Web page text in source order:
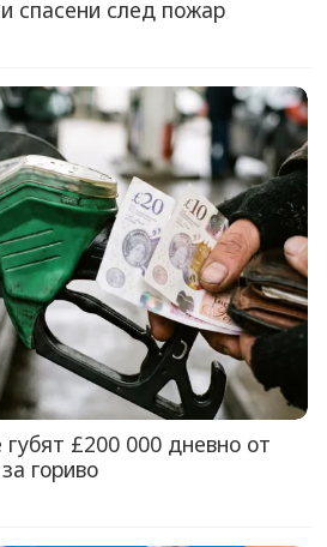
спасени след пожар
£200 000 дневно от
гориво